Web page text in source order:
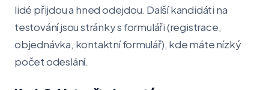
lidé přijdou a hned odejdou. Další kandidáti na
testování jsou stránky s formuláři (registrace,
objednávka, kontaktní formulář), kde máte nízký
počet odeslání.